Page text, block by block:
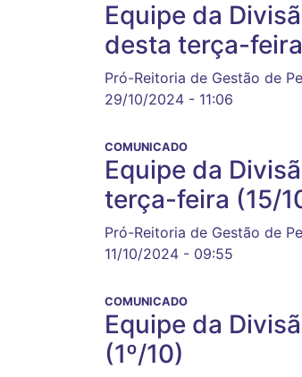
Equipe da
desta terça-
Pró-Reitoria de Gestão de
29/10/2024 - 11:06
COMUNICADO
Equipe da
terça-feira (15/
Pró-Reitoria de Gestão de
11/10/2024 - 09:55
COMUNICADO
Equipe da
(1º/10)